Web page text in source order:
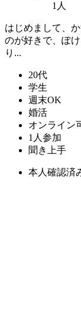
1人
はじめまして、
のが好きで、ぽ
り...
20代
学生
週末OK
婚活
オンライン
1人参加
聞き上手
本人確認済